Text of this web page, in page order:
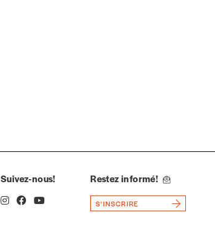
Suivez-nous! Restez informé!
S'INSCRIRE